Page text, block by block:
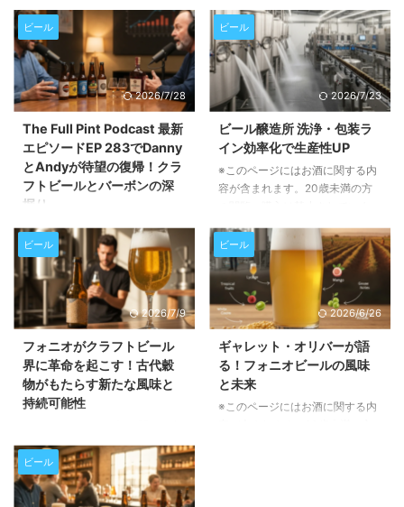
ビール
2026/7/28
The Full Pint Podcast 最新
エピソードEP 283でDanny
とAndyが待望の復帰！クラ
フトビールとバーボンの深
掘り
※このページにはお酒に関する内
容が含まれます。20歳未満の方
の閲覧・購入は禁止されていま
す。 この記事では、人気クラフ
トビールポッドキャスト「The
Full Pint Podcast」の最新エピソ
す。長期休暇を経て復帰したパー
ソナリティのDannyとAndyが、
ビール業界のトレンドやバーボン
市場との比較について語り合う、
す。クラフトビール愛好家はもち
ろん、市場の動向に興味がある方
もぜひご一読ください。 長期休
暇を経て待望の復帰！「The Fu
ビール
2026/7/23
ビール醸造所 洗浄・包装ラ
イン効率化で生産性UP
※このページにはお酒に関する内
容が含まれます。20歳未満の方
所におけるタンク洗浄、衛生管
理、そして包装ラインの効率化が
いかに重要か、そしてそれらを実
現するための具体的な方法につい
て詳しく解説します。生産性向上
とコスト削減に繋がるヒントが満
載です。 醸造所の衛生管理がな
ぜ重要なのか ビール醸造所にと
って、衛生管理は単に清潔さを保
つ以上の意味を持ちます。これ
ビール
2026/7/9
フォニオがクラフトビール
界に革命を起こす！古代穀
物がもたらす新たな風味と
持続可能性
容が含まれます。20歳未満の方
の閲覧・購入は禁止されていま
す。 近年、クラフトビール業界
でひそかに注目を集めている「フ
ビール
2026/6/26
ギャレット・オリバーが語
る！フォニオビールの風味
と未来
※このページにはお酒に関する内
ビール